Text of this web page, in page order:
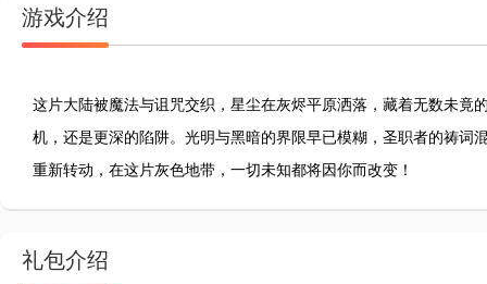
游戏介绍
这片大陆被魔法与诅咒交织，星尘在灰烬平原洒落，藏着无数未竟
机，还是更深的陷阱。光明与黑暗的界限早已模糊，圣职者的祷词
重新转动，在这片灰色地带，一切未知都将因你而改变！
礼包介绍